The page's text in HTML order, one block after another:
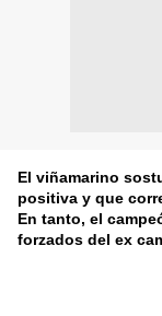
El viñamarino
positiva y que
En tanto, el
forzados del ex